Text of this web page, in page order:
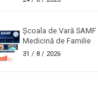
Școala de Vară SAMF
Medicină de Familie
31 / 8 / 2026